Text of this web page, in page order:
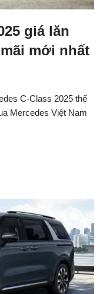
giá lăn
mới nhất
C-Class 2025 thế
Mercedes Việt Nam